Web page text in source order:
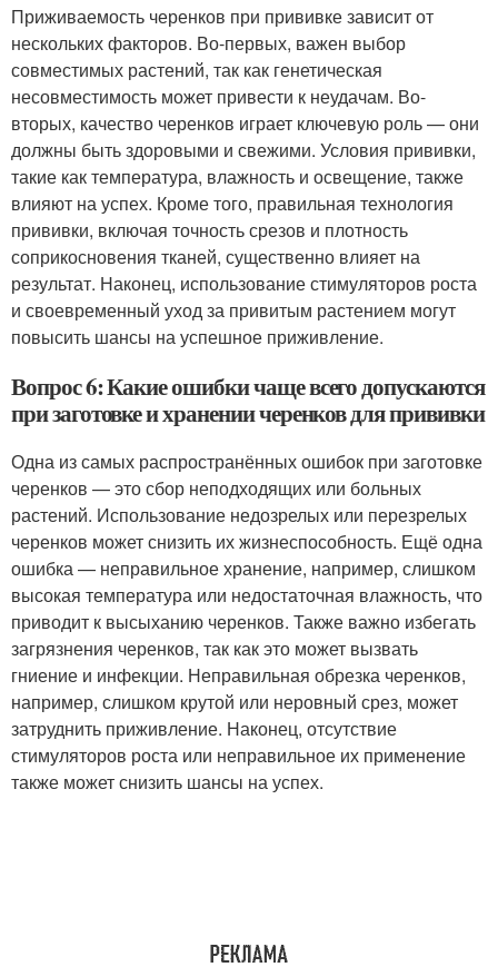
Приживаемость черенков при прививке зависит от
нескольких факторов. Во-первых, важен выбор
совместимых растений, так как генетическая
несовместимость может привести к неудачам. Во-
вторых, качество черенков играет ключевую роль — они
должны быть здоровыми и свежими. Условия прививки,
такие как температура, влажность и освещение, также
влияют на успех. Кроме того, правильная технология
прививки, включая точность срезов и плотность
соприкосновения тканей, существенно влияет на
результат. Наконец, использование стимуляторов роста
и своевременный уход за привитым растением могут
повысить шансы на успешное приживление.
Вопрос 6: Какие ошибки чаще всего допускаются
при заготовке и хранении черенков для прививки
Одна из самых распространённых ошибок при заготовке
черенков — это сбор неподходящих или больных
растений. Использование недозрелых или перезрелых
черенков может снизить их жизнеспособность. Ещё одна
ошибка — неправильное хранение, например, слишком
высокая температура или недостаточная влажность, что
приводит к высыханию черенков. Также важно избегать
загрязнения черенков, так как это может вызвать
гниение и инфекции. Неправильная обрезка черенков,
например, слишком крутой или неровный срез, может
затруднить приживление. Наконец, отсутствие
стимуляторов роста или неправильное их применение
также может снизить шансы на успех.